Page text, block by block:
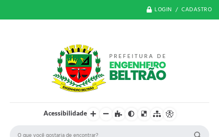
LOGIN / CADASTRO
Acessibilidade